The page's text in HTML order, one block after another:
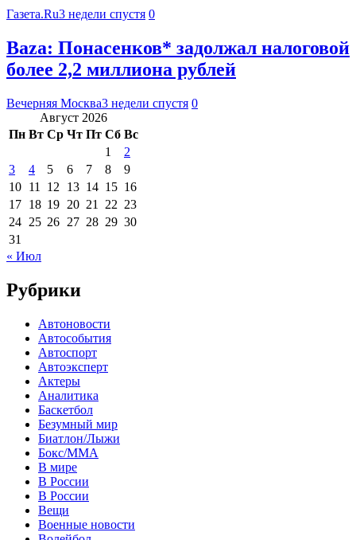
Газета.Ru3 недели спустя 0
Baza: Понасенков* задолжал налоговой
более 2,2 миллиона рублей
Вечерняя Москва3 недели спустя 0
Август 2026
Пн Вт Ср Чт Пт Сб Вс
1
2
3
4 5 6 7 8
9
10 11 12 13 14 15 16
17 18 19 20 21 22 23
24 25 26 27 28 29 30
31
« Июл
Рубрики
Автоновости
Автособытия
Автоспорт
Автоэксперт
Актеры
Аналитика
Баскетбол
Безумный мир
Биатлон/Лыжи
Бокс/MMA
В мире
В России
В России
Вещи
Военные новости